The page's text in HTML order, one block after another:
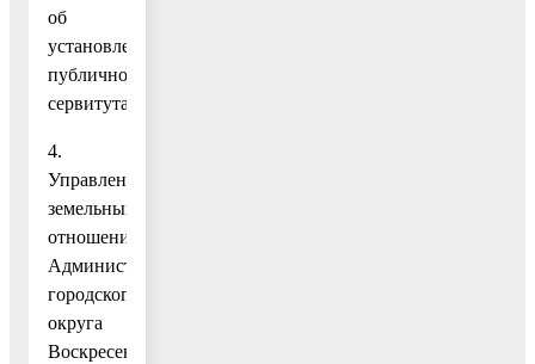
об
установлении
публичного
сервитута.
4.
Управлению
земельных
отношений
Администрации
городского
округа
Воскресенск